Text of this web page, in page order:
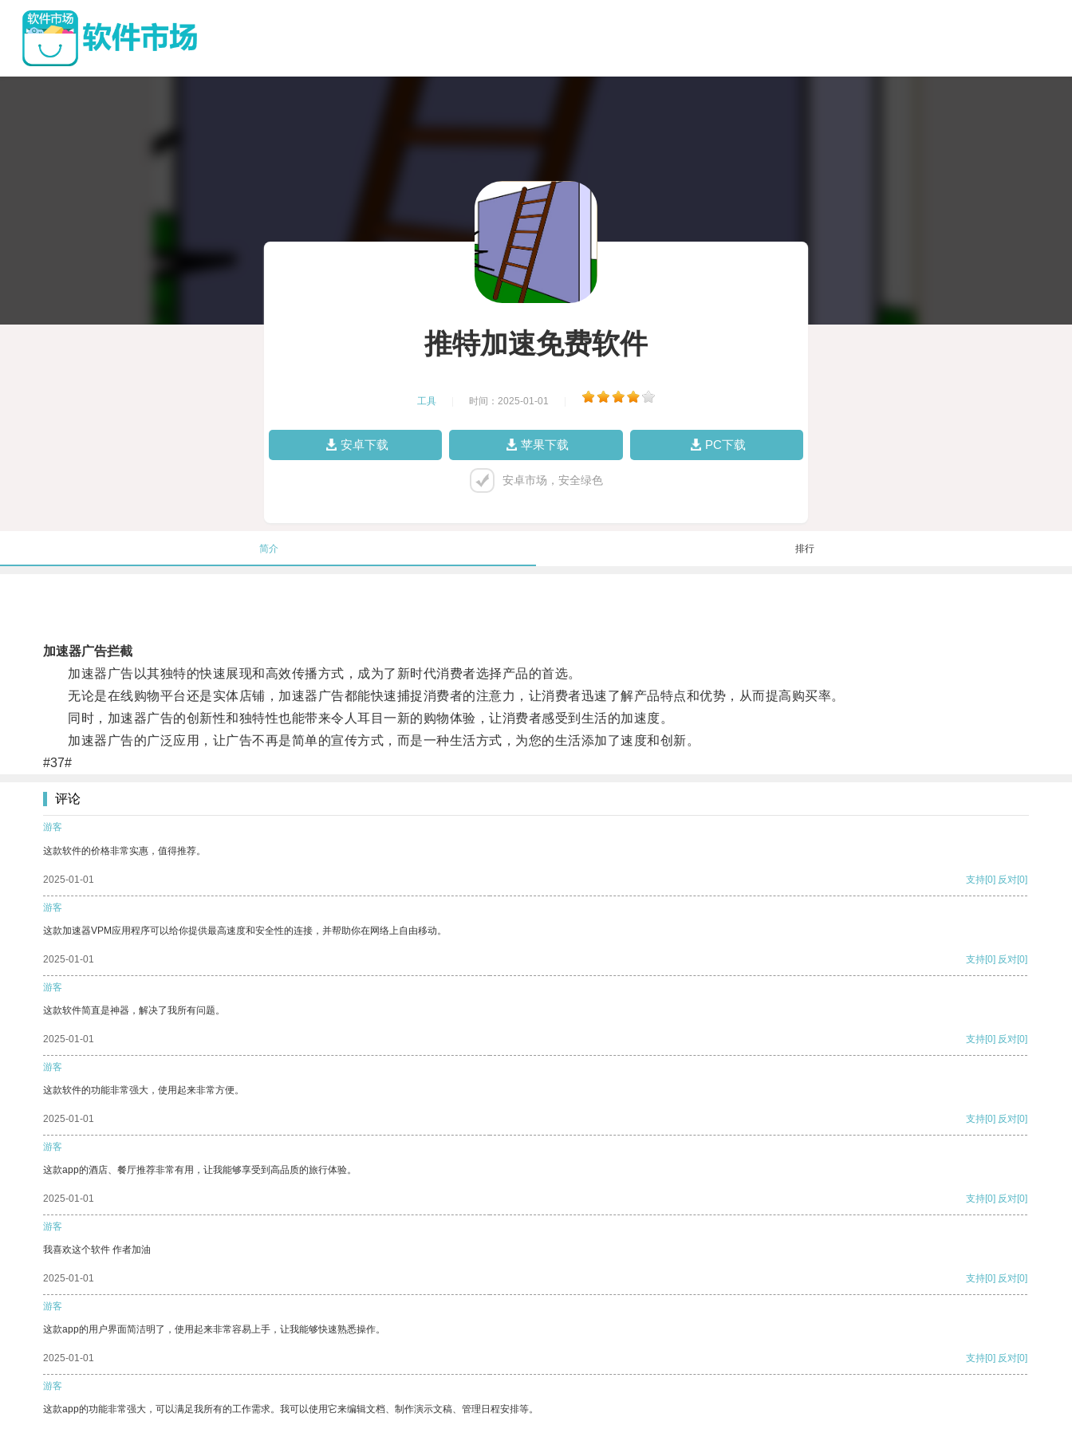
推特加速免费软件
工具 时间：2025-01-01
安卓下载 苹果下载 PC下载
安卓市场，安全绿色
简介 排行
加速器广告拦截
加速器广告以其独特的快速展现和高效传播方式，成为了新时代消费者选择产品的首选。
无论是在线购物平台还是实体店铺，加速器广告都能快速捕捉消费者的注意力，让消费者迅速了解产品特点和优势，从而提高购买率。
同时，加速器广告的创新性和独特性也能带来令人耳目一新的购物体验，让消费者感受到生活的加速度。
加速器广告的广泛应用，让广告不再是简单的宣传方式，而是一种生活方式，为您的生活添加了速度和创新。
#37#
评论
游客
这款软件的价格非常实惠，值得推荐。
2025-01-01 支持[0] 反对[0]
游客
这款加速器VPM应用程序可以给你提供最高速度和安全性的连接，并帮助你在网络上自由移动。
2025-01-01 支持[0] 反对[0]
游客
这款软件简直是神器，解决了我所有问题。
2025-01-01 支持[0] 反对[0]
游客
这款软件的功能非常强大，使用起来非常方便。
2025-01-01 支持[0] 反对[0]
游客
这款app的酒店、餐厅推荐非常有用，让我能够享受到高品质的旅行体验。
2025-01-01 支持[0] 反对[0]
游客
我喜欢这个软件 作者加油
2025-01-01 支持[0] 反对[0]
游客
这款app的用户界面简洁明了，使用起来非常容易上手，让我能够快速熟悉操作。
2025-01-01 支持[0] 反对[0]
游客
这款app的功能非常强大，可以满足我所有的工作需求。我可以使用它来编辑文档、制作演示文稿、管理日程安排等。